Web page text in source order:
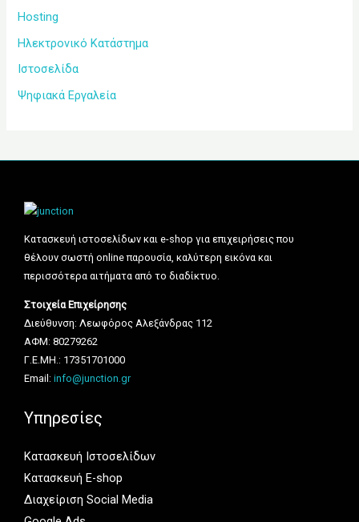
Hosting
Ηλεκτρονικό Κατάστημα
Ιστοσελίδα
Ψηφιακά Εργαλεία
Κατασκευή ιστοσελίδων και e-shop για επιχειρήσεις που
θέλουν σωστή online παρουσία, καλύτερη εικόνα και
περισσότερα αιτήματα από το διαδίκτυο.
Στοιχεία Επιχείρησης
Διεύθυνση: Λεωφόρος Αλεξάνδρας 112
ΑΦΜ: 80279262
Γ.Ε.ΜΗ.: 17351701000
Email: info@junction.gr
Υπηρεσίες
Κατασκευή Ιστοσελίδων
Κατασκευή E-shop
Διαχείριση Social Media